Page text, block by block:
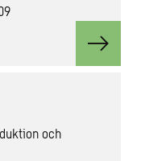
View
och